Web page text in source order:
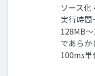
ソース化
実行時間
128MB
であらか
100ms単